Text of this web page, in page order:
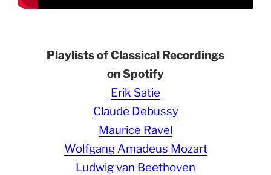
Playlists of Classical Recordings
on Spotify
Erik Satie
Claude Debussy
Maurice Ravel
Wolfgang Amadeus Mozart
Ludwig van Beethoven